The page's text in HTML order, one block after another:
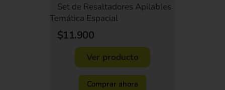
Set de Resaltadores Apilables
Temática Espacial
$11.900
Ver producto
Comprar ahora